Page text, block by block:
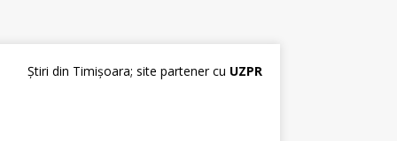
Știri din Timișoara; site partener cu UZPR